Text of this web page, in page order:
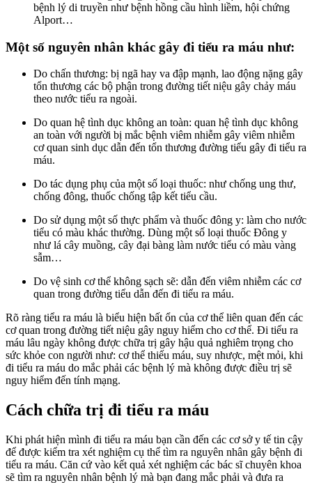
bệnh lý di truyền như bệnh hồng cầu hình liềm, hội chứng
Alport…
Một số nguyên nhân khác gây đi tiểu ra máu như:
Do chấn thương: bị ngã hay va đập mạnh, lao động nặng gây
tổn thương các bộ phận trong đường tiết niệu gây chảy máu
theo nước tiểu ra ngoài.
Do quan hệ tình dục không an toàn: quan hệ tình dục không
an toàn với người bị mắc bệnh viêm nhiễm gây viêm nhiễm
cơ quan sinh dục dẫn đến tổn thương đường tiểu gây đi tiểu ra
máu.
Do tác dụng phụ của một số loại thuốc: như chống ung thư,
chống đông, thuốc chống tập kết tiểu cầu.
Do sử dụng một số thực phẩm và thuốc đông y: làm cho nước
tiểu có màu khác thường. Dùng một số loại thuốc Đông y
như lá cây muồng, cây đại bàng làm nước tiểu có màu vàng
sẫm…
Do vệ sinh cơ thể không sạch sẽ: dẫn đến viêm nhiễm các cơ
quan trong đường tiểu dẫn đến đi tiểu ra máu.
Rõ ràng tiểu ra máu là biểu hiện bất ổn của cơ thể liên quan đến các
cơ quan trong đường tiết niệu gây nguy hiểm cho cơ thể. Đi tiểu ra
máu lâu ngày không được chữa trị gây hậu quả nghiêm trọng cho
sức khỏe con người như: cơ thể thiếu máu, suy nhược, mệt mỏi, khi
đi tiểu ra máu do mắc phải các bệnh lý mà không được điều trị sẽ
nguy hiểm đến tính mạng.
Cách chữa trị đi tiểu ra máu
Khi phát hiện mình đi tiểu ra máu bạn cần đến các cơ sở y tế tin cậy
để được kiểm tra xét nghiệm cụ thể tìm ra nguyên nhân gây bệnh đi
tiểu ra máu. Căn cứ vào kết quả xét nghiệm các bác sĩ chuyên khoa
sẽ tìm ra nguyên nhân bệnh lý mà bạn đang mắc phải và đưa ra